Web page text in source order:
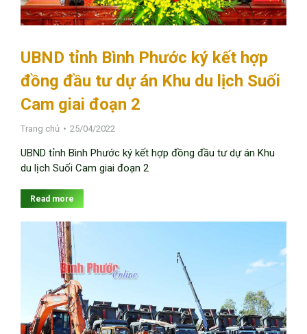
UBND tỉnh Bình Phước ký kết hợp
đồng đầu tư dự án Khu du lịch Suối
Cam giai đoạn 2
Trang chủ 25/04/2022
UBND tỉnh Bình Phước ký kết hợp đồng đầu tư dự án Khu
du lịch Suối Cam giai đoạn 2
Read more